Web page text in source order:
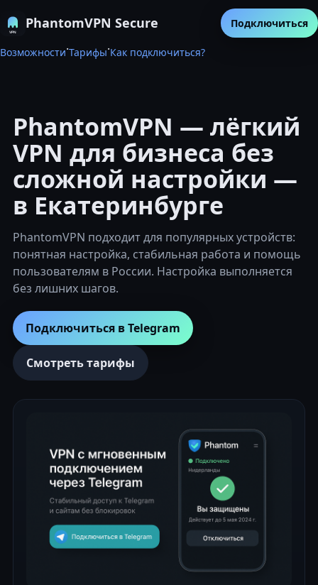
PhantomVPN Secure
Возможности·Тарифы·Как подключиться?
Подключиться
PhantomVPN — лёгкий
VPN для бизнеса без
сложной настройки —
в Екатеринбурге
PhantomVPN подходит для популярных устройств:
понятная настройка, стабильная работа и помощь
пользователям в России. Настройка выполняется
без лишних шагов.
Подключиться в Telegram
Смотреть тарифы